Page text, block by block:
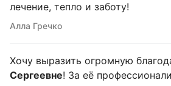
лечение, тепло и заботу!
Алла Гречко
Хочу выразить огромную
Сергеевне! За её